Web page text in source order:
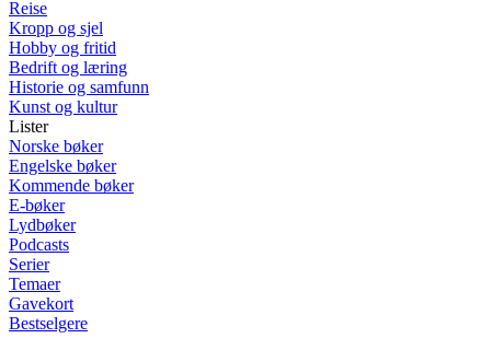
Reise
Kropp og sjel
Hobby og fritid
Bedrift og læring
Historie og samfunn
Kunst og kultur
Lister
Norske bøker
Engelske bøker
Kommende bøker
E-bøker
Lydbøker
Podcasts
Serier
Temaer
Gavekort
Bestselgere